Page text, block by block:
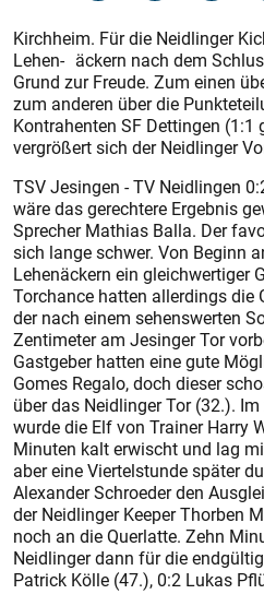
Kirchheim. Für die Neidlinger
Lehen- äckern nach dem
Grund zur Freude. Zum einen
zum anderen über die
Kontrahenten SF Dettingen
vergrößert sich der Neidlinger
TSV Jesingen - TV Neidlingen
wäre das gerechtere Ergebnis
Sprecher Mathias Balla. Der
sich lange schwer. Von Beginn
Lehenäckern ein gleichwertiger
Torchance hatten allerdings die
der nach einem sehenswerten
Zentimeter am Jesinger Tor
Gastgeber hatten eine gute
Gomes Regalo, doch dieser
über das Neidlinger Tor (32.).
wurde die Elf von Trainer Harry
Minuten kalt erwischt und lag
aber eine Viertelstunde später
Alexander Schroeder den
der Neidlinger Keeper Thorben
noch an die Querlatte. Zehn
Neidlinger dann für die
Patrick Kölle (47.), 0:2 Lukas